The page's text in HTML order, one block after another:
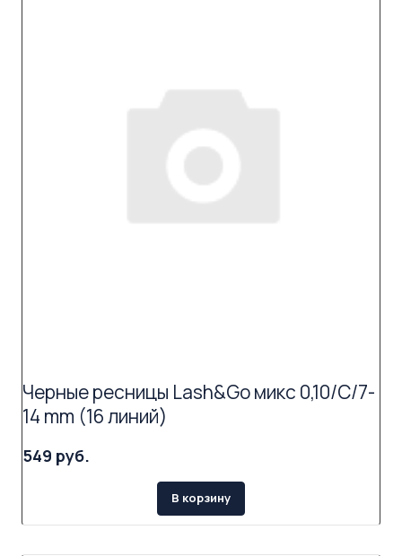
Черные ресницы Lash&Go микс 0,10/C/7-
14 mm (16 линий)
549 руб.
В корзину